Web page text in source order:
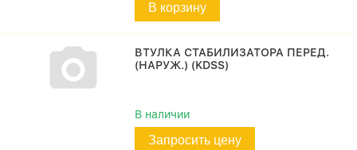
В корзину
ВТУЛКА СТАБИЛИЗАТОРА ПЕРЕД.
(НАРУЖ.) (KDSS)
В наличии
Запросить цену